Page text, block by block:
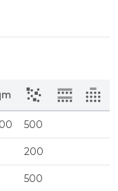
500
200
500